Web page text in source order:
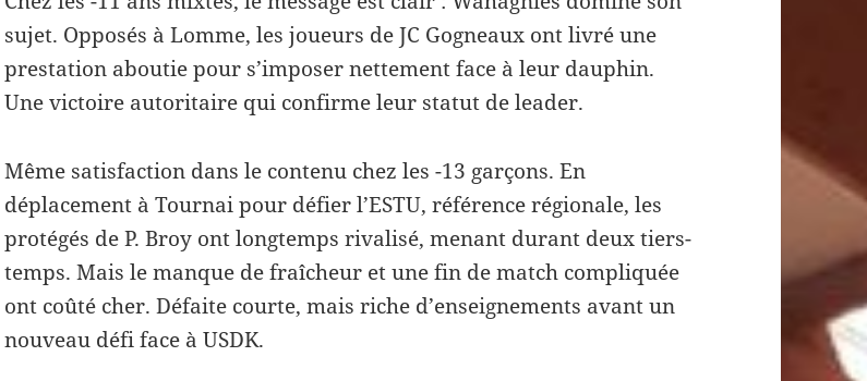
sujet. Opposés à Lomme, les joueurs de JC Gogneaux ont livré une
prestation aboutie pour s’imposer nettement face à leur dauphin.
Une victoire autoritaire qui confirme leur statut de leader.
Même satisfaction dans le contenu chez les -13 garçons. En
déplacement à Tournai pour défier l’ESTU, référence régionale, les
protégés de P. Broy ont longtemps rivalisé, menant durant deux tiers-
temps. Mais le manque de fraîcheur et une fin de match compliquée
ont coûté cher. Défaite courte, mais riche d’enseignements avant un
nouveau défi face à USDK.